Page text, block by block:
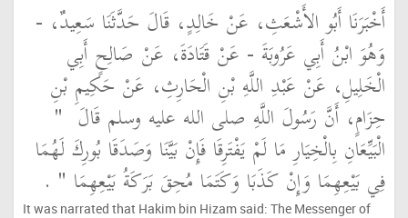
أَخْبَرَنَا أَبُو الأَشْعَثِ، عَنْ خَالِدٍ، قَالَ حَدَّثَنَا سَعِيدٌ، -
وَهُوَ ابْنُ أَبِي عَرُوبَةَ - عَنْ قَتَادَةَ، عَنْ صَالِحٍ أَبِي
الْخَلِيلِ، عَنْ عَبْدِ اللَّهِ بْنِ الْحَارِثِ، عَنْ حَكِيمِ بْنِ
حِزَامٍ، أَنَّ رَسُولَ اللَّهِ صلى الله عليه وسلم قَالَ ‏ "‏
الْبَيِّعَانِ بِالْخِيَارِ مَا لَمْ يَفْتَرِقَا فَإِنْ بَيَّنَا وَصَدَقَا بُورِكَ لَهُمَا
فِي بَيْعِهِمَا وَإِنْ كَذَبَا وَكَتَمَا مُحِقَ بَرَكَةُ بَيْعِهِمَا ‏" ‏ ‏.‏
It was narrated that Hakim bin Hizam said: The Messenger of